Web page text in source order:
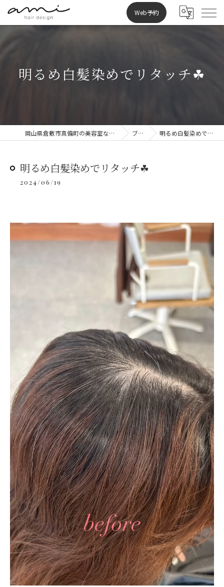
Web予約
明るめ白髪染めでリタッチ☘︎
岡山県倉敷市真備町の美容室ならami hair design ブログ 明るめ白髪染めでリタッチ☘︎
明るめ白髪染めでリタッチ☘︎
2024/06/19